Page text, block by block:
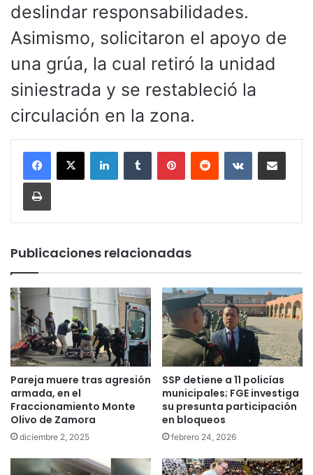
deslindar responsabilidades.
Asimismo, solicitaron el apoyo de
una grúa, la cual retiró la unidad
siniestrada y se restableció la
circulación en la zona.
LinkedInTumblr PinterestReddit VKontakteCompartir por
Imprimir
Publicaciones relacionadas
Pareja muere tras agresión
armada, en el
Fraccionamiento Monte
Olivo de Zamora
diciembre 2, 2025
SSP detiene a 11 policías
municipales; FGE investiga
su presunta participación
en bloqueos
febrero 24, 2026